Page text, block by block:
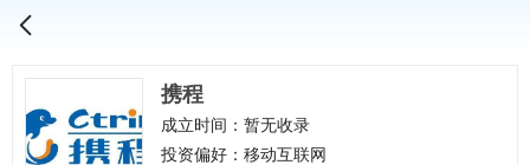
携程
成立时间：暂无收录
投资偏好：移动互联网